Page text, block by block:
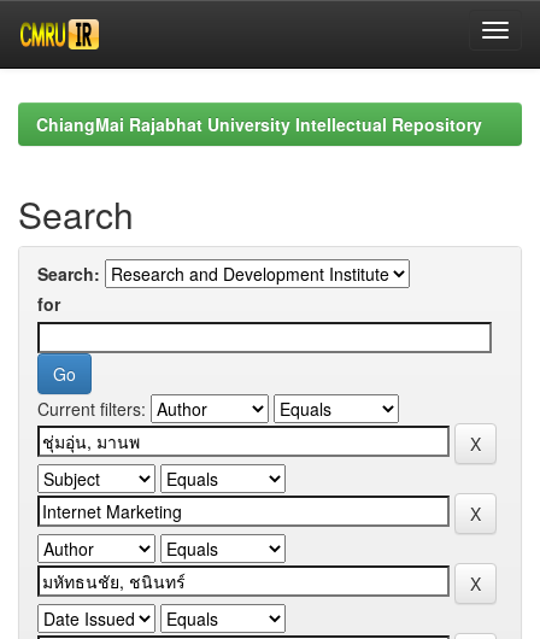
navigationChiangMai Rajabhat University Intellectual Repository
Search
Search:
for
Current filters: